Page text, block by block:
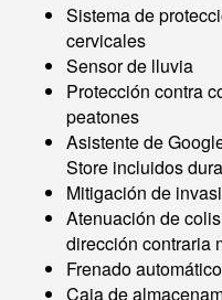
Sistema de
cervicales
Sensor de lluvia
Protección contra
peatones
Asistente de
Store incluidos
Mitigación de
Atenuación de
dirección contraria
Frenado
Caja de